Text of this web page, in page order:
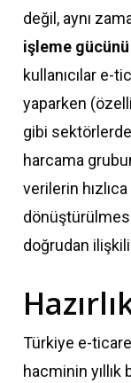
değil, aynı
işleme gücünü
kullanıcılar e-
yaparken
gibi
harcama
verilerin
doğrudan
Türkiye e-
hacminin yıllık